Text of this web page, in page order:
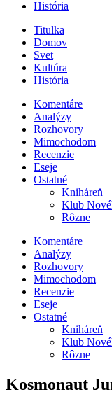
História
Titulka
Domov
Svet
Kultúra
História
Komentáre
Analýzy
Rozhovory
Mimochodom
Recenzie
Eseje
Ostatné
Kniháreň
Klub
Rôzne
Komentáre
Analýzy
Rozhovory
Mimochodom
Recenzie
Eseje
Ostatné
Kniháreň
Klub
Rôzne
Kosmonaut